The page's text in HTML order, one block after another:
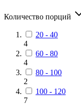
Количество порций
20 - 40
4
60 - 80
4
80 - 100
2
100 - 120
7